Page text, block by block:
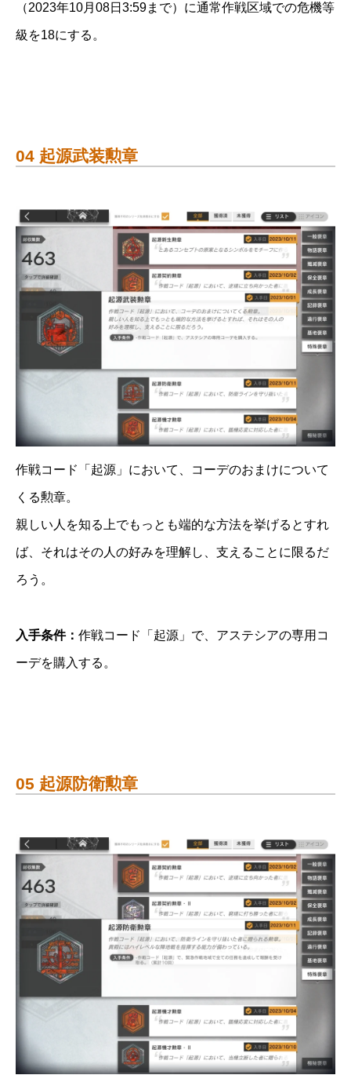
（2023年10月08日3:59まで）に通常作戦区域での危機等
級を18にする。
04 起源武装勲章
作戦コード「起源」において、コーデのおまけについて
くる勲章。
親しい人を知る上でもっとも端的な方法を挙げるとすれ
ば、それはその人の好みを理解し、支えることに限るだ
ろう。
入手条件： 作戦コード「起源」で、アステシアの専用コ
ーデを購入する。
05 起源防衛勲章